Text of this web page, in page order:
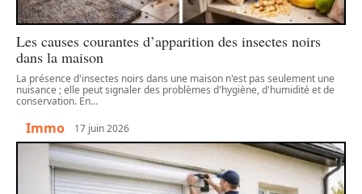
Les causes courantes d’apparition des insectes noirs
dans la maison
La présence d'insectes noirs dans une maison n'est pas seulement une
nuisance ; elle peut signaler des problèmes d'hygiène, d'humidité et de
conservation. En…
Immo 17 juin 2026